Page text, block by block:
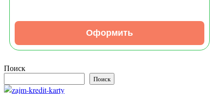
Оформить
Поиск
Поиск